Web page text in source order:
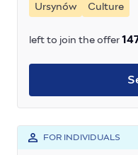
Ursynów Culture
left to join the offer
FOR INDIVIDUALS